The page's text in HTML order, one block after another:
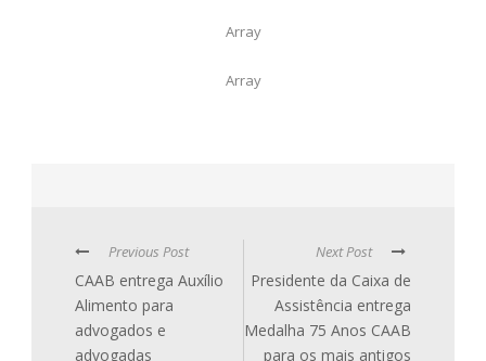
Array
Array
Previous Post
CAAB entrega Auxílio
Alimento para
advogados e
advogadas
Next Post
Presidente da Caixa de
Assistência entrega
Medalha 75 Anos CAAB
para os mais antigos